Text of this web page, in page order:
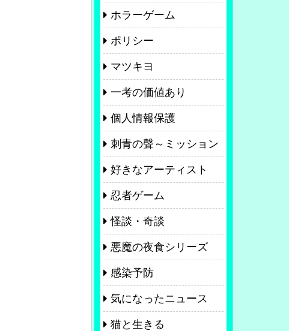
ホラーゲーム
ポリシー
マツキヨ
一考の価値あり
個人情報保護
刺青の聲～ミッション
好きなアーティスト
忍者ゲーム
怪談・奇談
悪魔の夜食シリーズ
感染予防
気になったニュース
猫と生きる